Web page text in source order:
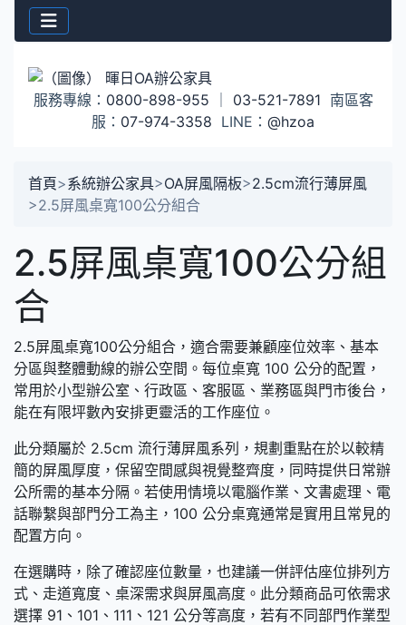
服務專線： 0800-898-955 03-521-7891 南區客
服： 07-974-3358 LINE： @hzoa
首頁>系統辦公家具>OA屏風隔板>2.5cm流行薄屏風
>2.5屏風桌寬100公分組合
2.5屏風桌寬100公分組
合
2.5屏風桌寬100公分組合，適合需要兼顧座位效率、基本
分區與整體動線的辦公空間。每位桌寬 100 公分的配置，
常用於小型辦公室、行政區、客服區、業務區與門市後台，
能在有限坪數內安排更靈活的工作座位。
此分類屬於 2.5cm 流行薄屏風系列，規劃重點在於以較精
簡的屏風厚度，保留空間感與視覺整齊度，同時提供日常辦
公所需的基本分隔。若使用情境以電腦作業、文書處理、電
話聯繫與部門分工為主，100 公分桌寬通常是實用且常見的
配置方向。
在選購時，除了確認座位數量，也建議一併評估座位排列方
式、走道寬度、桌深需求與屏風高度。此分類商品可依需求
選擇 91、101、111、121 公分等高度，若有不同部門作業型